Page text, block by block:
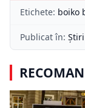
Etichete: boiko
Publicat în: